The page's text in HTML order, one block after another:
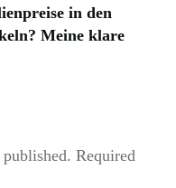
in den
Meine klare
Required